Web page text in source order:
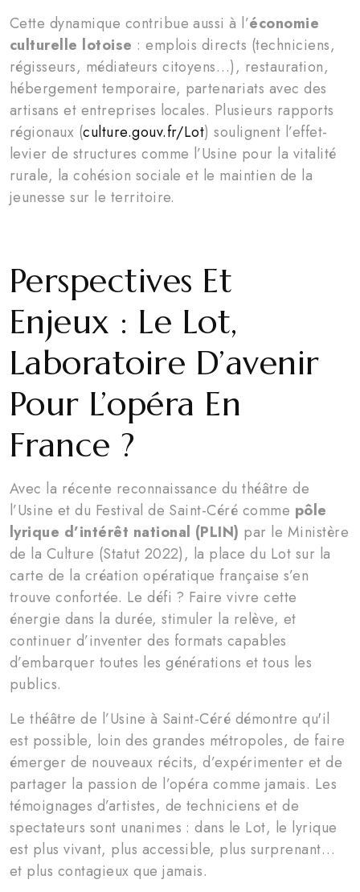
Cette dynamique contribue aussi à l’économie
culturelle lotoise : emplois directs (techniciens,
régisseurs, médiateurs citoyens…), restauration,
hébergement temporaire, partenariats avec des
artisans et entreprises locales. Plusieurs rapports
régionaux (culture.gouv.fr/Lot) soulignent l’effet-
levier de structures comme l’Usine pour la vitalité
rurale, la cohésion sociale et le maintien de la
jeunesse sur le territoire.
Perspectives Et
Enjeux : Le Lot,
Laboratoire D’avenir
Pour L’opéra En
France ?
Avec la récente reconnaissance du théâtre de
l’Usine et du Festival de Saint-Céré comme pôle
lyrique d’intérêt national (PLIN) par le Ministère
de la Culture (Statut 2022), la place du Lot sur la
carte de la création opératique française s’en
trouve confortée. Le défi ? Faire vivre cette
énergie dans la durée, stimuler la relève, et
continuer d’inventer des formats capables
d’embarquer toutes les générations et tous les
publics.
Le théâtre de l’Usine à Saint-Céré démontre qu'il
est possible, loin des grandes métropoles, de faire
émerger de nouveaux récits, d’expérimenter et de
partager la passion de l’opéra comme jamais. Les
témoignages d’artistes, de techniciens et de
spectateurs sont unanimes : dans le Lot, le lyrique
est plus vivant, plus accessible, plus surprenant…
et plus contagieux que jamais.